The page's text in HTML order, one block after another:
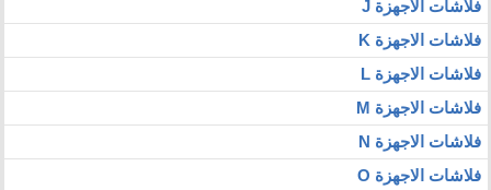
فلاشات الاجهزة J
فلاشات الاجهزة K
فلاشات الاجهزة L
فلاشات الاجهزة M
فلاشات الاجهزة N
فلاشات الاجهزة O